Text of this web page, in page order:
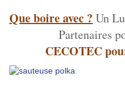
Que boire avec ? Un
Partenaires
CECOTEC